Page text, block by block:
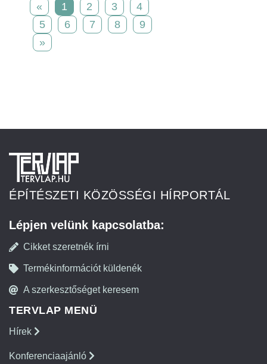
« 1 2 3
4
5
6 7 8
9
»
ÉPÍTÉSZETI KÖZÖSSÉGI HÍRPORTÁL
Lépjen velünk kapcsolatba:
Cikket szeretnék írni
Termékinformációt küldenék
A szerkesztőséget keresem
TERVLAP MENÜ
Hírek
Konferenciaajánló